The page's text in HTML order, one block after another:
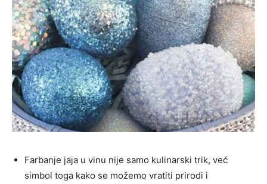
Farbanje jaja u vinu nije samo kulinarski trik, već
simbol toga kako se možemo vratiti prirodi i